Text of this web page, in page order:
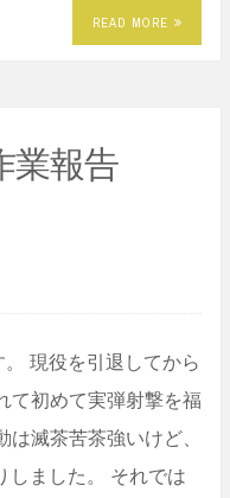
READ MORE
業報告
現役を引退してから
て初めて実弾射撃を福
滅茶苦茶強いけど、
しました。 それでは